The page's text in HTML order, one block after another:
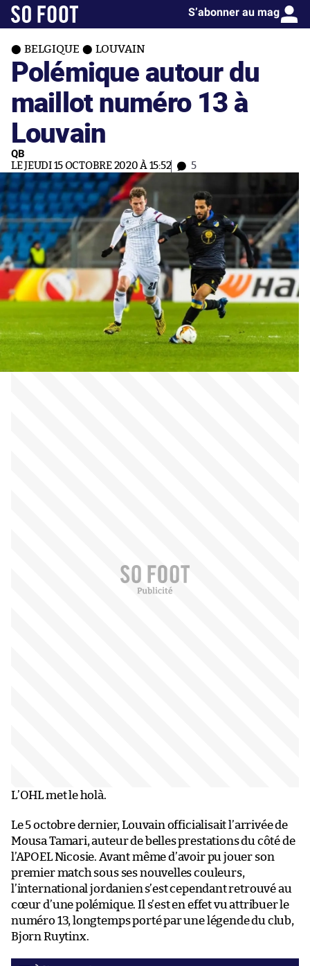
S’abonner au mag
BELGIQUE LOUVAIN
Polémique autour du
maillot numéro 13 à
Louvain
QB
LE JEUDI 15 OCTOBRE 2020 À 15:52 5
L’OHL met le holà.
Le 5 octobre dernier, Louvain officialisait l’arrivée de
Mousa Tamari, auteur de belles prestations du côté de
l’APOEL Nicosie. Avant même d’avoir pu jouer son
premier match sous ses nouvelles couleurs,
l’international jordanien s’est cependant retrouvé au
cœur d’une polémique. Il s’est en effet vu attribuer le
numéro 13, longtemps porté par une légende du club,
Bjorn Ruytinx.